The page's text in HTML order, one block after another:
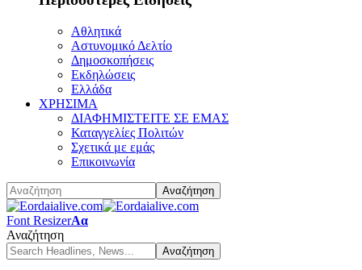
Αθλητικά
Αστυνομικό Δελτίο
Δημοσκοπήσεις
Εκδηλώσεις
Ελλάδα
ΧΡΗΣΙΜΑ
ΔΙΑΦΗΜΙΣΤΕΙΤΕ ΣΕ ΕΜΑΣ
Καταγγελίες Πολιτών
Σχετικά με εμάς
Επικοινωνία
Font ResizerΑα
Αναζήτηση